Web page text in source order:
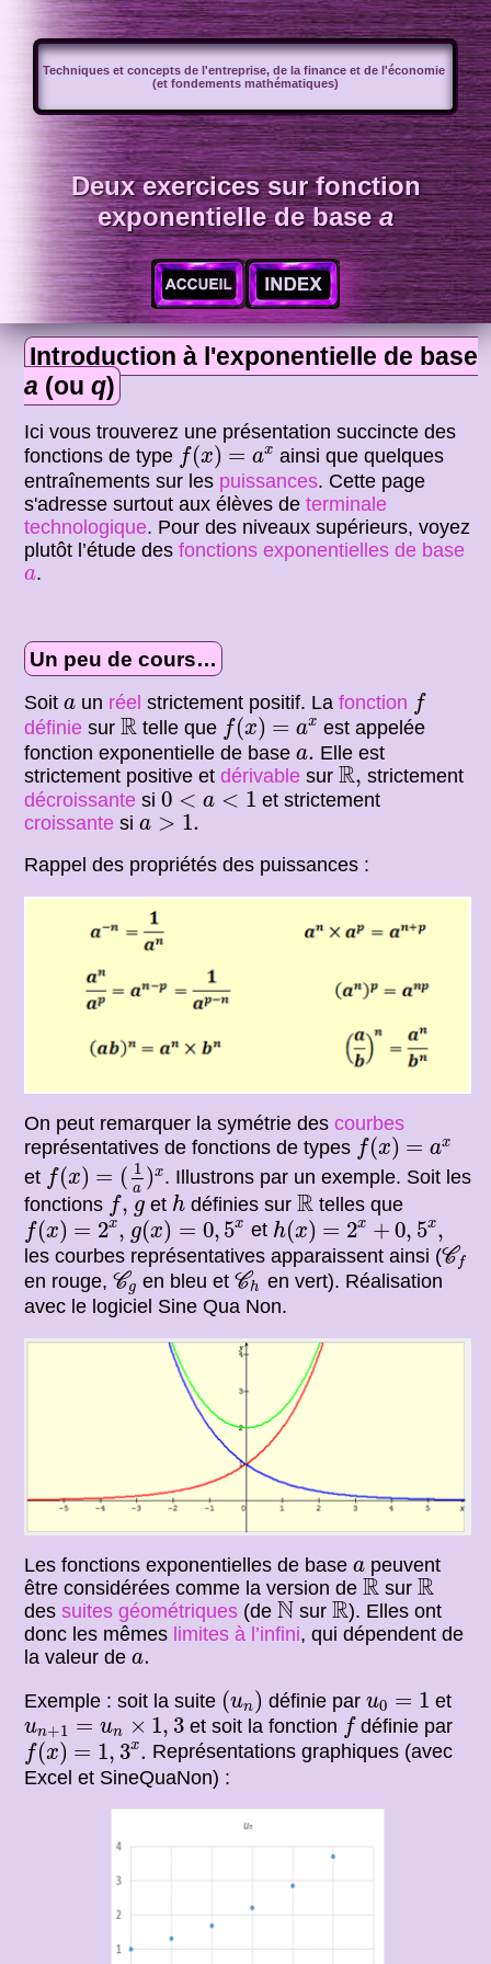
Techniques et concepts de l'entreprise, de la finance et de l'économie
(et fondements mathématiques)
Deux exercices sur fonction
exponentielle de basea
Introduction à l'exponentielle de base
a (ouq)
Ici vous trouverez une présentation succincte des
fonctions de type f(x) = ax
f(x)=ax
ainsi que quelques
entraînements sur les puissances. Cette page
s'adresse surtout aux élèves determinale
technologique. Pour des niveaux supérieurs, voyez
plutôt l’étude desfonctions exponentielles de base
a
a.
Un peu de cours…
Soita
a un réel strictement positif. Lafonction f
f
définie sur R
R telle que f(x) = ax
f(x )=ax
est appelée
fonction exponentielle de basea.
a
Elle est
strictement positive etdérivable sur R,
R , strictement
décroissante si0 < a < 1
0<a<1
et strictement
croissante sia > 1.
a>1.
Rappel des propriétés des puissances :
On peut remarquer la symétrie descourbes
représentatives de fonctions de types f(x) = ax
f(x)=a
et f(x) = ( 1
a )x
f(x)=(1a)x
. Illustrons par un exemple. Soit les
fonctions f,
f, g
get h
hdéfinies sur R
Rtelles que
f(x) = 2x,
f(x)=2x,
g(x) = 0, 5x
g(x)= 0,5x et h(x) = 2x + 0, 5x,
h(x)=2x+0,5x
les courbes représentatives apparaissent ainsi (Cf
Cf
en rouge,Cg
Cgen bleu etCh
Chen vert). Réalisation
avec le logiciel Sine Qua Non.
Les fonctions exponentielles de basea
a peuvent
être considérées comme la version deR
R surR
R
dessuites géométriques (deN
N surR
R). Elles ont
donc les mêmes limites à l’infini, qui dépendent de
la valeur dea.
a
Exemple : soit la suite (un)
( n) définie paru0 = 1
u
et
un+1 = un × 1, 3
u 1= un 1, 3 et soit la fonction f
f définie par
f(x) = 1, 3x.
f(x)= 3x.
Représentations graphiques (avec
Excel et SineQuaNon) :